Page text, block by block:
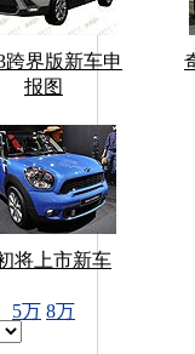
跨界版新车申
报图
将上市新车
5万 8万